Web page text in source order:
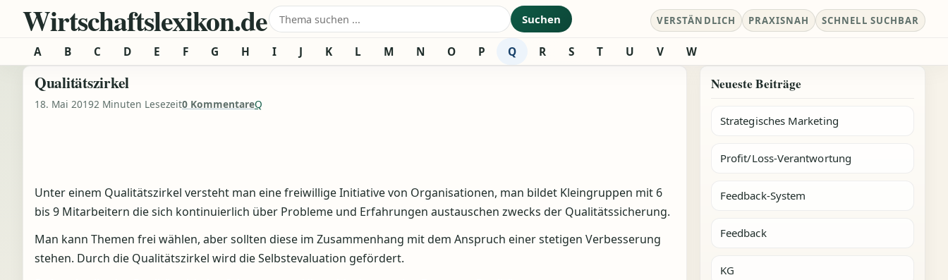
Zum Inhalt springen
Wirtschaftslexikon.deSuche nach: Suchen VERSTÄNDLICH PRAXISNAH SCHNELL SUCHBAR
A B C D E F G H I J K L M N O P Q R S T U V W
Qualitätszirkel
18. Mai 20192 Minuten Lesezeit0 KommentareQ
Unter einem Qualitätszirkel versteht man eine freiwillige Initiative von Organisationen, man bildet Kleingruppen mit 6
bis 9 Mitarbeitern die sich kontinuierlich über Probleme und Erfahrungen austauschen zwecks der Qualitätssicherung.
Man kann Themen frei wählen, aber sollten diese im Zusammenhang mit dem Anspruch einer stetigen Verbesserung
stehen. Durch die Qualitätszirkel wird die Selbstevaluation gefördert.
Neueste Beiträge
Strategisches Marketing
Profit/Loss-Verantwortung
Feedback-System
Feedback
KG